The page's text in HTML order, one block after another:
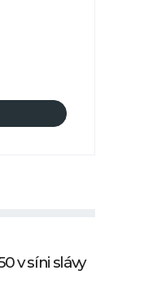
v síni slávy